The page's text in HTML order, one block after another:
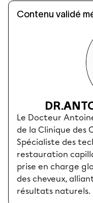
Contenu validé
DR.
Le Docteur
de la Clinique des
Spécialiste des
restauration
prise en charge
des cheveux,
résultats naturels.